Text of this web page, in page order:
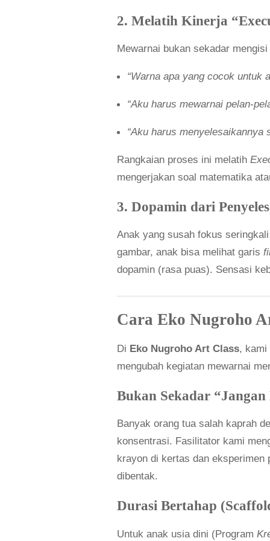
2. Melatih Kinerja
Mewarnai bukan sekadar
“Warna apa yang cocok untuk
“Aku harus mewarnai pelan-
“Aku harus menyelesaikannya
Rangkaian proses ini melatih
mengerjakan soal matematika
3. Dopamin dari
Anak yang susah fokus
gambar, anak bisa melihat garis
dopamin (rasa puas). Sensasi
Cara Eko Nugroho
Di Eko Nugroho Art Class, kami
mengubah kegiatan mewarnai
Bukan Sekadar
Banyak orang tua salah kaprah
konsentrasi. Fasilitator kami
krayon di kertas dan
dibentak.
Durasi Bertahap
Untuk anak usia dini (Program